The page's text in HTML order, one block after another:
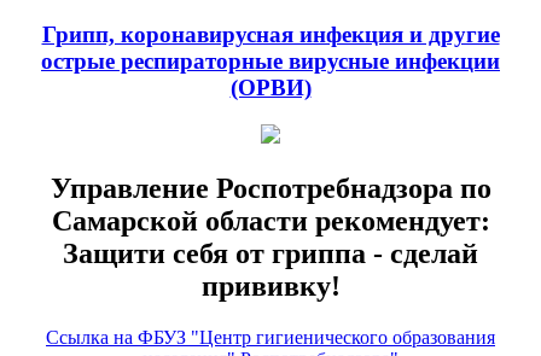
Грипп, коронавирусная инфекция и другие
острые респираторные вирусные инфекции
(ОРВИ)
Управление Роспотребнадзора по
Самарской области рекомендует:
Защити себя от гриппа - сделай
прививку!
Ссылка на ФБУЗ "Центр гигиенического образования